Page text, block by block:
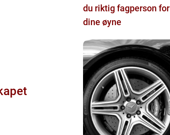
du riktig fagperson for
dine øyne